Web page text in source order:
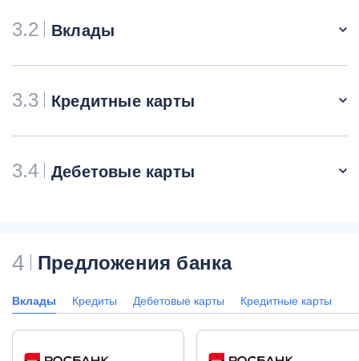
3.2 Вклады
3.3 Кредитные карты
3.4 Дебетовые карты
4 Предложения банка
Вклады Кредиты Дебетовые карты Кредитные карты